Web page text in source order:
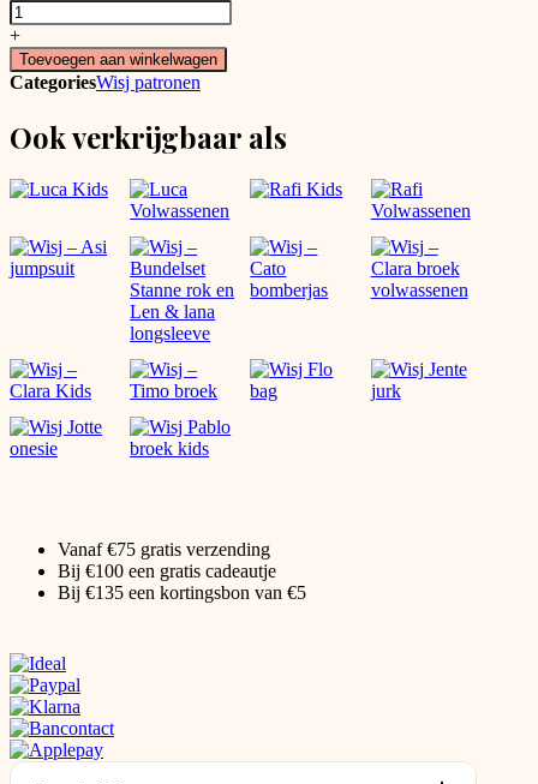
Wisj
-
Teddy
kids
aantal
+
Toevoegen aan winkelwagen
CategoriesWisj patronen
Ook verkrijgbaar als
Vanaf €75 gratis verzending
Bij €100 een gratis cadeautje
Bij €135 een kortingsbon van €5